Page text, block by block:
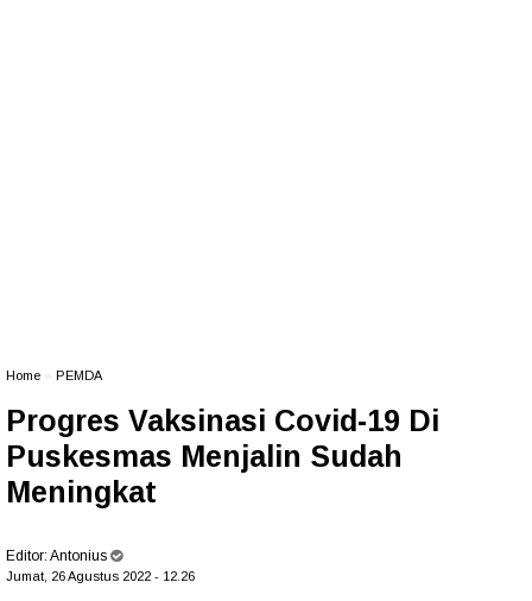
Home PEMDA
Progres Vaksinasi Covid-19 Di
Puskesmas Menjalin Sudah
Meningkat
Editor: Antonius
Jumat, 26 Agustus 2022 - 12.26